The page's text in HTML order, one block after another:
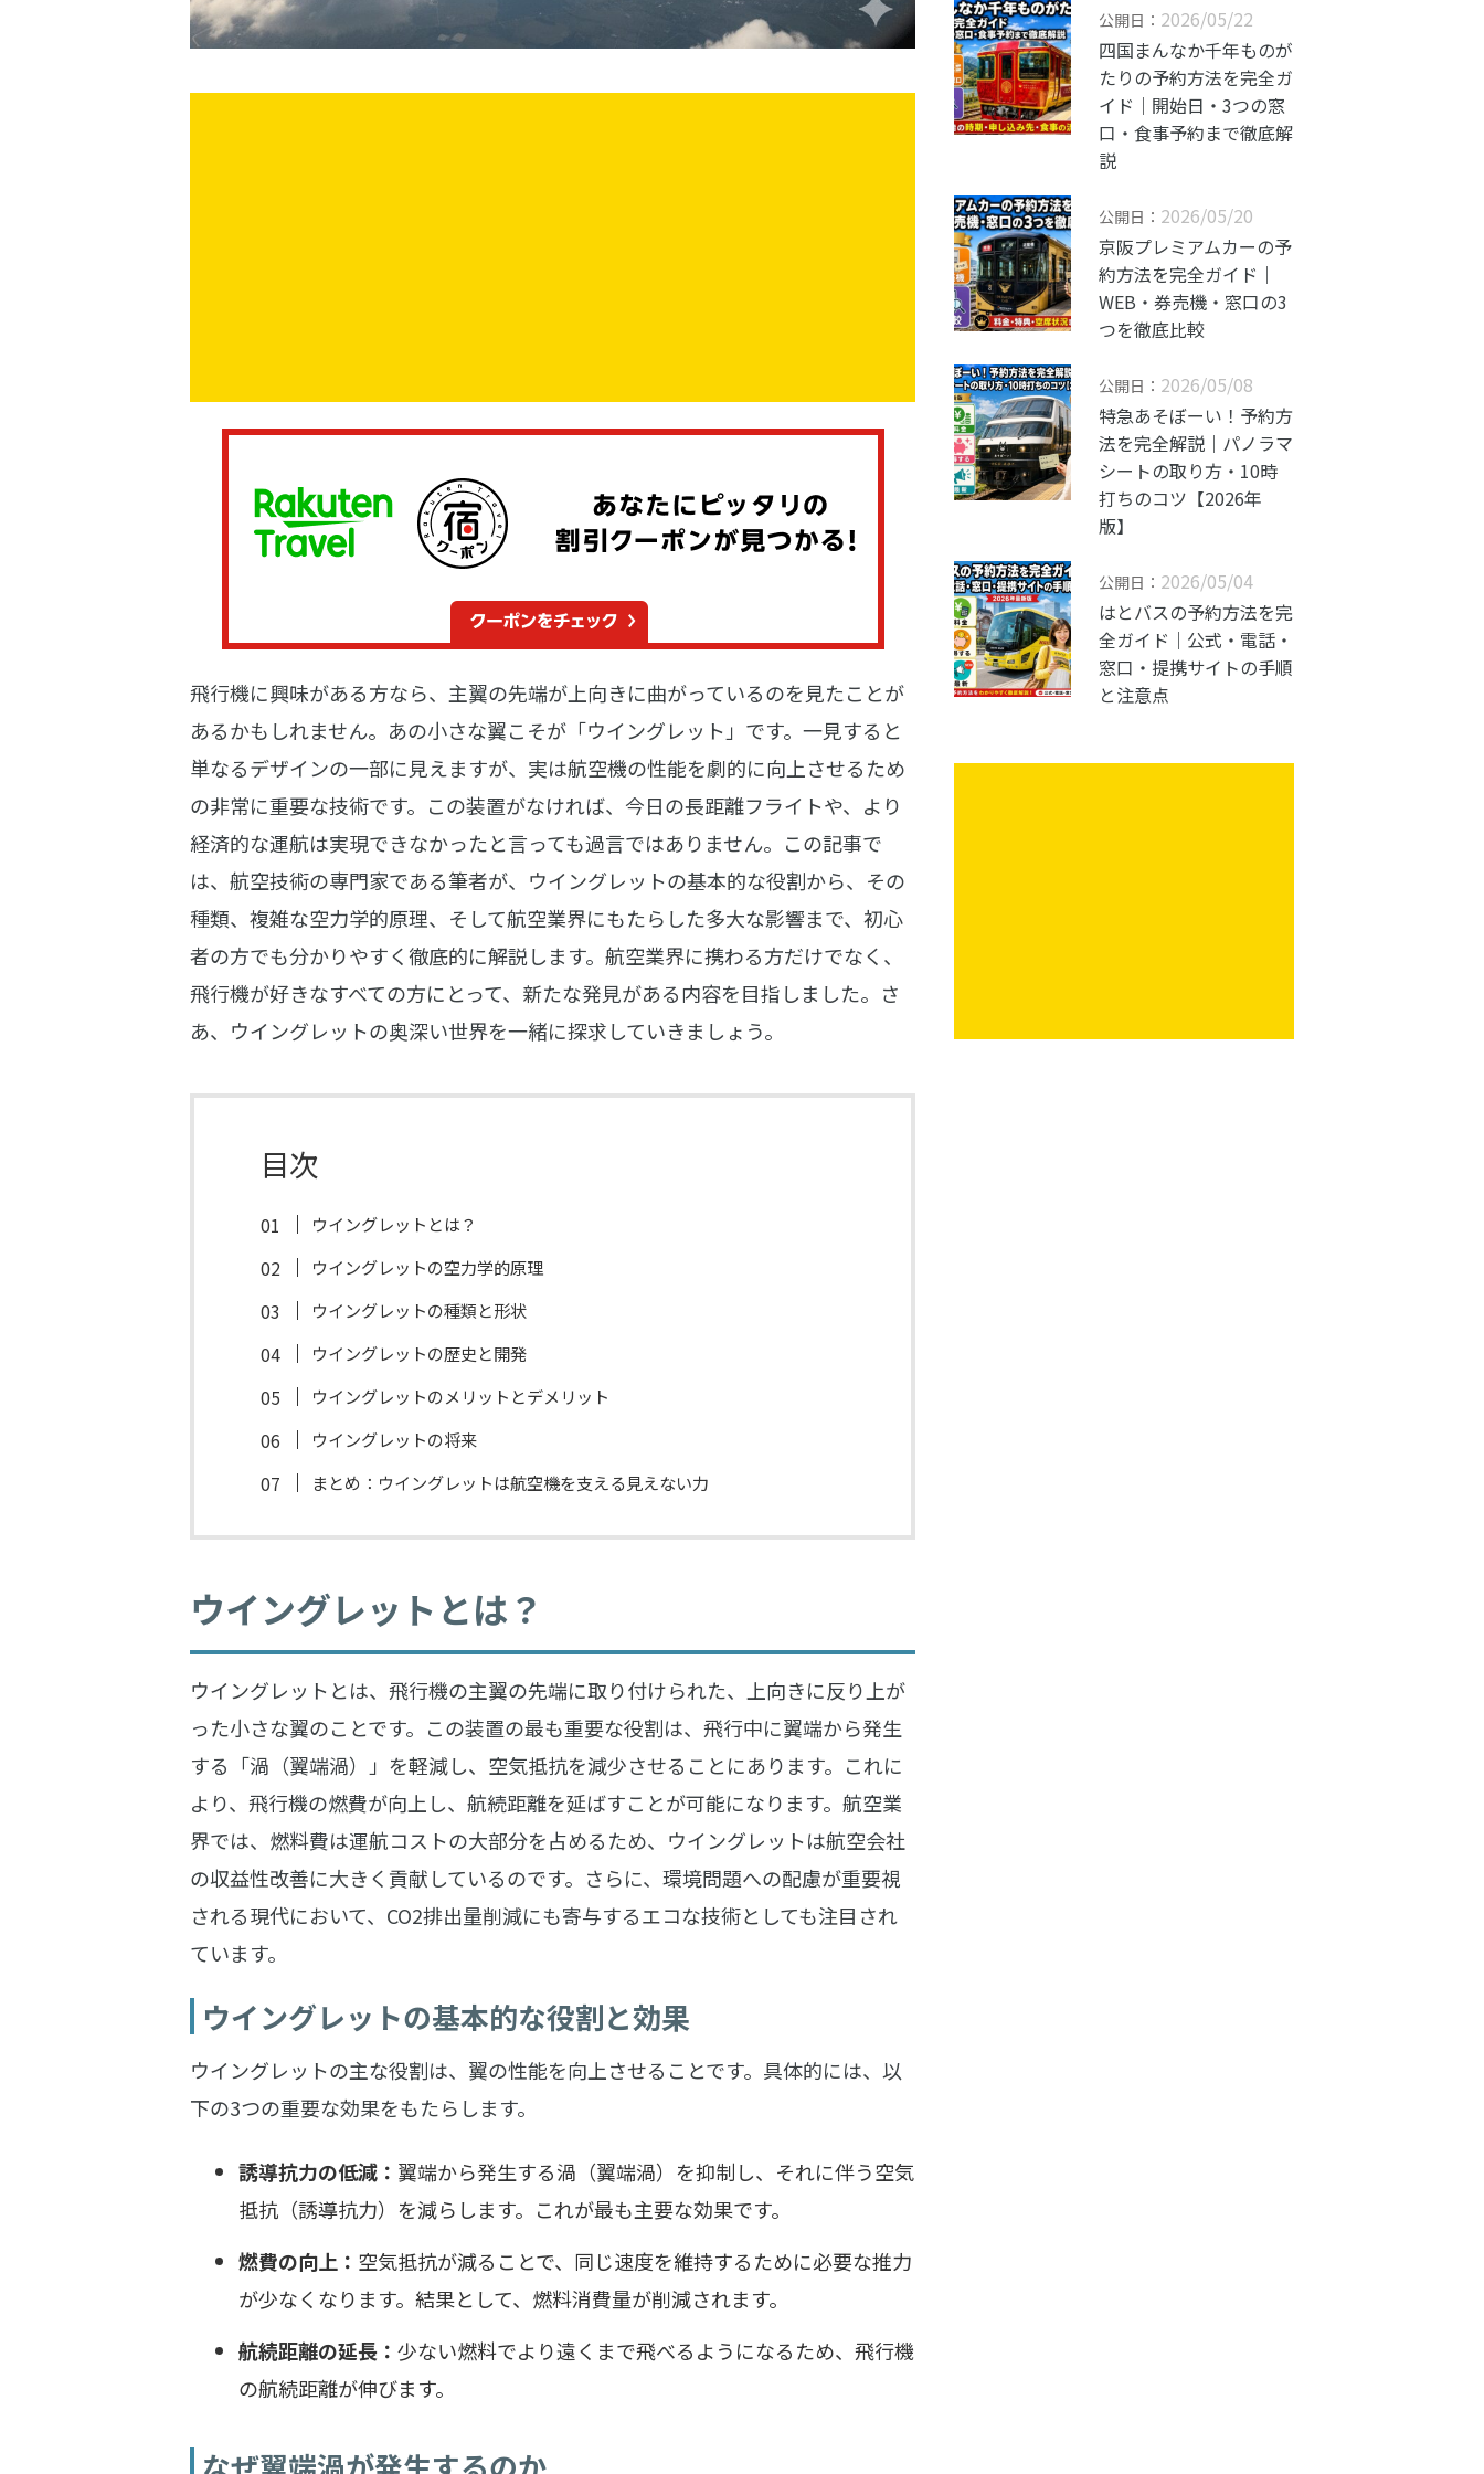
飛行機に興味がある方なら、主翼の先端が上向きに曲がっているのを見たことが
あるかもしれません。あの小さな翼こそが「ウイングレット」です。一見すると
単なるデザインの一部に見えますが、実は航空機の性能を劇的に向上させるため
の非常に重要な技術です。この装置がなければ、今日の長距離フライトや、より
経済的な運航は実現できなかったと言っても過言ではありません。この記事で
は、航空技術の専門家である筆者が、ウイングレットの基本的な役割から、その
種類、複雑な空力学的原理、そして航空業界にもたらした多大な影響まで、初心
者の方でも分かりやすく徹底的に解説します。航空業界に携わる方だけでなく、
飛行機が好きなすべての方にとって、新たな発見がある内容を目指しました。さ
あ、ウイングレットの奥深い世界を一緒に探求していきましょう。
目次
ウイングレットとは？
ウイングレットの空力学的原理
ウイングレットの種類と形状
ウイングレットの歴史と開発
ウイングレットのメリットとデメリット
ウイングレットの将来
まとめ：ウイングレットは航空機を支える見えない力
ウイングレットとは？
ウイングレットとは、飛行機の主翼の先端に取り付けられた、上向きに反り上が
った小さな翼のことです。この装置の最も重要な役割は、飛行中に翼端から発生
する「渦（翼端渦）」を軽減し、空気抵抗を減少させることにあります。これに
より、飛行機の燃費が向上し、航続距離を延ばすことが可能になります。航空業
界では、燃料費は運航コストの大部分を占めるため、ウイングレットは航空会社
の収益性改善に大きく貢献しているのです。さらに、環境問題への配慮が重要視
される現代において、CO2排出量削減にも寄与するエコな技術としても注目され
ています。
ウイングレットの基本的な役割と効果
ウイングレットの主な役割は、翼の性能を向上させることです。具体的には、以
下の3つの重要な効果をもたらします。
誘導抗力の低減： 翼端から発生する渦（翼端渦）を抑制し、それに伴う空気
抵抗（誘導抗力）を減らします。これが最も主要な効果です。
燃費の向上： 空気抵抗が減ることで、同じ速度を維持するために必要な推力
が少なくなります。結果として、燃料消費量が削減されます。
航続距離の延長： 少ない燃料でより遠くまで飛べるようになるため、飛行機
の航続距離が伸びます。
なぜ翼端渦が発生するのか
公開日： 2026/05/22
四国まんなか千年ものが
たりの予約方法を完全ガ
イド｜開始日・3つの窓
口・食事予約まで徹底解
説
公開日： 2026/05/20
京阪プレミアムカーの予
約方法を完全ガイド｜
WEB・券売機・窓口の3
つを徹底比較
公開日： 2026/05/08
特急あそぼーい！予約方
法を完全解説｜パノラマ
シートの取り方・10時
打ちのコツ【2026年
版】
公開日： 2026/05/04
はとバスの予約方法を完
全ガイド｜公式・電話・
窓口・提携サイトの手順
と注意点